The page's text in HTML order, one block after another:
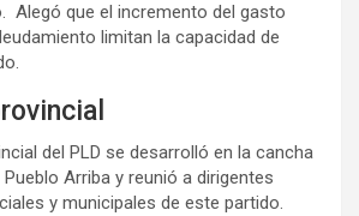
Alegó que el incremento del gasto
limitan la capacidad de
del PLD se desarrolló en la cancha
Arriba y reunió a dirigentes
y municipales de este partido.